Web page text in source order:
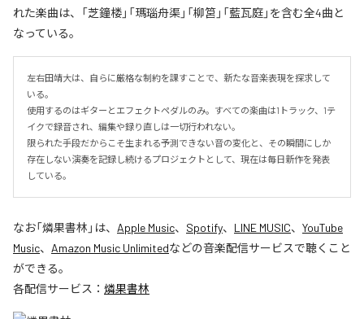
れた楽曲は、「芝鐘楼」「瑪瑙舟渠」「柳筥」「藍瓦庭」を含む全4曲と
なっている。
左右田靖大は、自らに厳格な制約を課すことで、新たな音楽表現を探求して
いる。
使用するのはギターとエフェクトペダルのみ。すべての楽曲は1トラック、1テ
イクで録音され、編集や録り直しは一切行われない。
限られた手段だからこそ生まれる予測できない音の変化と、その瞬間にしか
存在しない演奏を記録し続けるプロジェクトとして、現在は毎日新作を発表
している。
なお「燐果書林 」は、 Apple Music、 Spotify、 LINE MUSIC、 YouTube
Music、 Amazon Music Unlimitedなどの音楽配信サービスで聴くこと
ができる。
各配信サービス： 燐果書林